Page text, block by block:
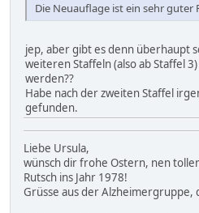
Die Neuauflage ist ein sehr
jep, aber gibt es denn überhaupt
weiteren Staffeln (also ab Staffel
werden??
Habe nach der zweiten Staffel
gefunden.
Liebe Ursula,
wünsch dir frohe Ostern, nen
Rutsch ins Jahr 1978!
Grüsse aus der Alzheimergruppe,